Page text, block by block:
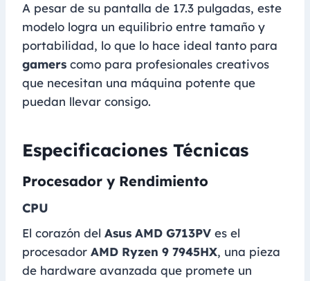
A pesar de su pantalla de 17.3 pulgadas, este
modelo logra un equilibrio entre tamaño y
portabilidad, lo que lo hace ideal tanto para
gamers como para profesionales creativos
que necesitan una máquina potente que
puedan llevar consigo.
Especificaciones Técnicas
Procesador y Rendimiento
CPU
El corazón del Asus AMD G713PV es el
procesador AMD Ryzen 9 7945HX, una pieza
de hardware avanzada que promete un